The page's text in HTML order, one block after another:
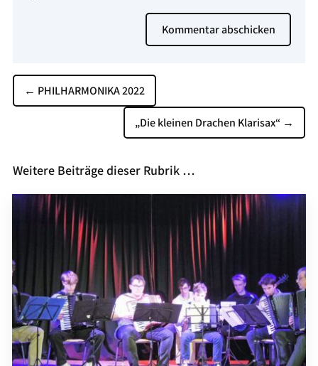
Kommentar abschicken
← PHILHARMONIKA 2022
„Die kleinen Drachen Klarisax“ →
Weitere Beiträge dieser Rubrik …